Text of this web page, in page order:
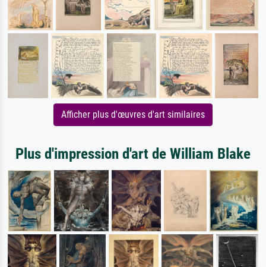
Afficher plus d'œuvres d'art similaires
Plus d'impression d'art de William Blake